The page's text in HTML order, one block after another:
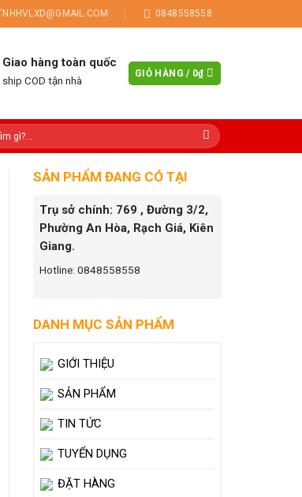
0848558558
Giao hàng toàn quốc
ship COD tận nhà
GIỎ HÀNG / 0₫
SẢN PHẨM ĐANG CÓ TẠI
Trụ sở chính: 769 , Đường 3/2,
Phường An Hòa, Rạch Giá, Kiên
Giang.
Hotline: 0848558558
DANH MỤC SẢN PHẨM
GIỚI THIỆU
SẢN PHẨM
TIN TỨC
TUYỂN DỤNG
ĐẶT HÀNG